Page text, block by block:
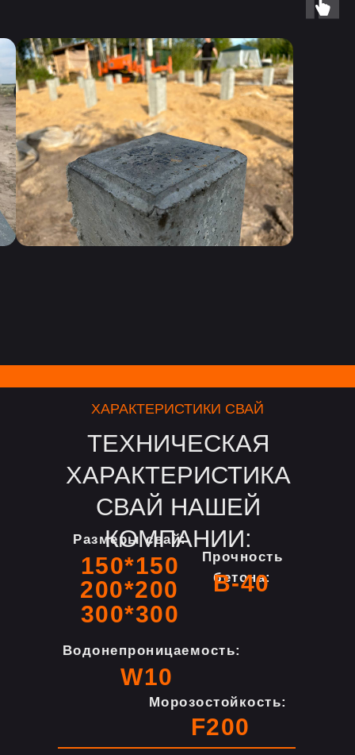
ТЕХНИЧЕСКАЯ
ХАРАКТЕРИСТИКА
СВАЙ НАШЕЙ
КОМПАНИИ:
ХАРАКТЕРИСТИКИ СВАЙ
Размеры свай:
150*150
Прочность
бетона:
B-40
W10
Водонепроницаемость:
Морозостойкость:
F200
200*200
300*300